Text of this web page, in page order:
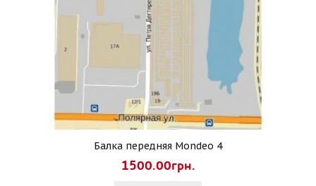
Балка передняя Mondeo 4
1500.00грн.